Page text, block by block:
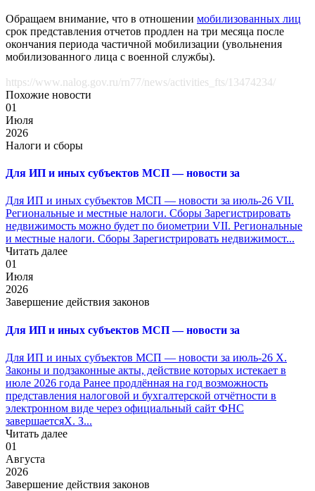
Обращаем внимание, что в отношении мобилизованных лиц
срок представления отчетов продлен на три месяца после
окончания периода частичной мобилизации (увольнения
мобилизованного лица с военной службы).
https://www.nalog.gov.ru/rn77/news/activities_fts/13474234/
Похожие новости
01
Июля
2026
Налоги и сборы
Для ИП и иных субъектов МСП — новости за
Для ИП и иных субъектов МСП — новости за июль-26 VII.
Региональные и местные налоги. Сборы Зарегистрировать
недвижимость можно будет по биометрии VII. Региональные
и местные налоги. Сборы Зарегистрировать недвижимост...
Читать далее
01
Июля
2026
Завершение действия законов
Для ИП и иных субъектов МСП — новости за
Для ИП и иных субъектов МСП — новости за июль-26 X.
Законы и подзаконные акты, действие которых истекает в
июле 2026 года Ранее продлённая на год возможность
представления налоговой и бухгалтерской отчётности в
электронном виде через официальный сайт ФНС
завершаетсяX. З...
Читать далее
01
Августа
2026
Завершение действия законов